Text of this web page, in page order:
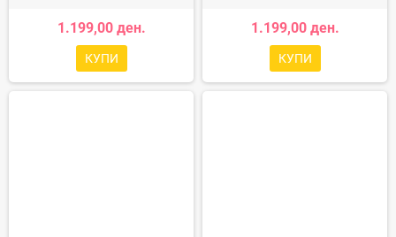
1.199,00 ден.
КУПИ
1.199,00 ден.
КУПИ